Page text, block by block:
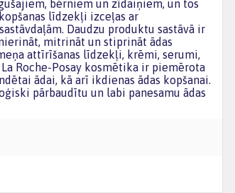
bērniem un zīdaiņiem, un tos
līdzekļi izceļas ar
Daudzu produktu sastāvā ir
mitrināt un stiprināt ādas
attīrīšanas līdzekļi, krēmi, serumi,
La Roche-Posay kosmētika ir piemērota
ādai, kā arī ikdienas ādas kopšanai.
pārbaudītu un labi panesamu ādas